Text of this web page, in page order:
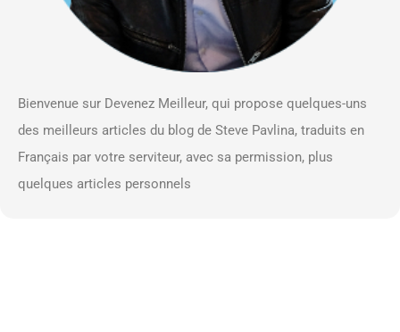
Bienvenue sur Devenez Meilleur, qui propose quelques-uns
des meilleurs articles du blog de Steve Pavlina, traduits en
Français par votre serviteur, avec sa permission, plus
quelques articles personnels